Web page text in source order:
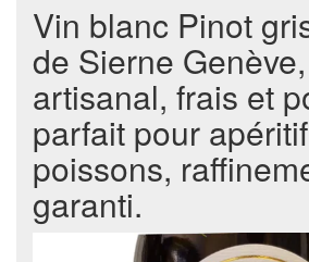
Vin blanc Pinot
de Sierne
artisanal, frais et
parfait pour
poissons,
garanti.